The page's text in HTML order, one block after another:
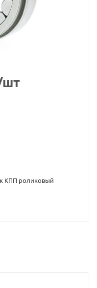
КПП роликовый